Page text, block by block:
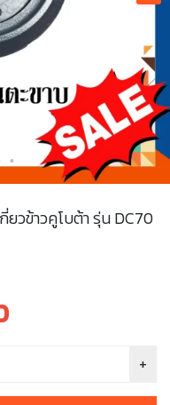
วข้าวคูโบต้า รุ่น DC70